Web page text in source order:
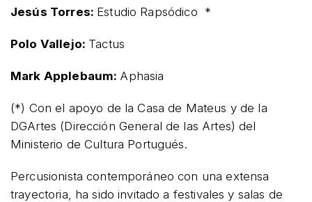
Jesús Torres: Estudio Rapsódico *
Polo Vallejo: Tactus
Mark Applebaum: Aphasia
(*) Con el apoyo de la Casa de Mateus y de la
DGArtes (Dirección General de las Artes) del
Ministerio de Cultura Portugués.
Percusionista contemporáneo con una extensa
trayectoria, ha sido invitado a festivales y salas de